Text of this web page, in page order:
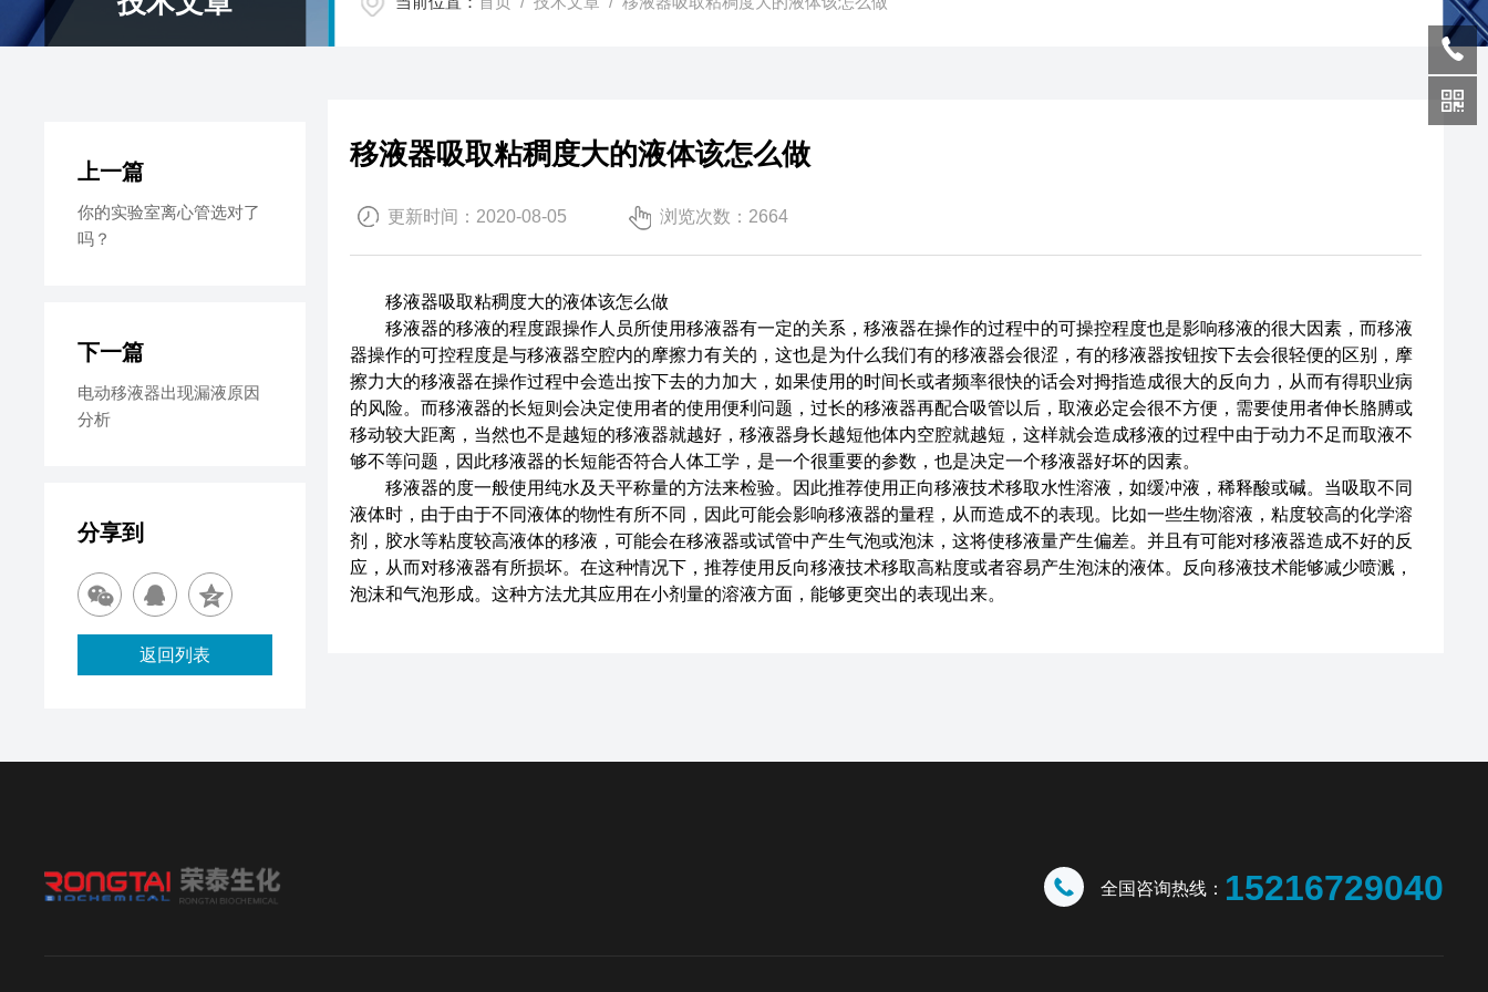
移液器吸取粘稠度大的液体该怎么做
更新时间：2020-08-05 浏览次数：2664
移液器吸取粘稠度大的液体该怎么做
移液器的移液的程度跟操作人员所使用移液器有一定的关系，移液器在操作的过程中的可操控程度也是影响移液的很大因素，而移液
器操作的可控程度是与移液器空腔内的摩擦力有关的，这也是为什么我们有的移液器会很涩，有的移液器按钮按下去会很轻便的区别，摩
擦力大的移液器在操作过程中会造出按下去的力加大，如果使用的时间长或者频率很快的话会对拇指造成很大的反向力，从而有得职业病
的风险。而移液器的长短则会决定使用者的使用便利问题，过长的移液器再配合吸管以后，取液必定会很不方便，需要使用者伸长胳膊或
移动较大距离，当然也不是越短的移液器就越好，移液器身长越短他体内空腔就越短，这样就会造成移液的过程中由于动力不足而取液不
够不等问题，因此移液器的长短能否符合人体工学，是一个很重要的参数，也是决定一个移液器好坏的因素。
移液器的度一般使用纯水及天平称量的方法来检验。因此推荐使用正向移液技术移取水性溶液，如缓冲液，稀释酸或碱。当吸取不同
液体时，由于由于不同液体的物性有所不同，因此可能会影响移液器的量程，从而造成不的表现。比如一些生物溶液，粘度较高的化学溶
剂，胶水等粘度较高液体的移液，可能会在移液器或试管中产生气泡或泡沫，这将使移液量产生偏差。并且有可能对移液器造成不好的反
应，从而对移液器有所损坏。在这种情况下，推荐使用反向移液技术移取高粘度或者容易产生泡沫的液体。反向移液技术能够减少喷溅，
泡沫和气泡形成。这种方法尤其应用在小剂量的溶液方面，能够更突出的表现出来。
上一篇
你的实验室离心管选对了
吗？
下一篇
电动移液器出现漏液原因
分析
分享到
返回列表
全国咨询热线： 15216729040